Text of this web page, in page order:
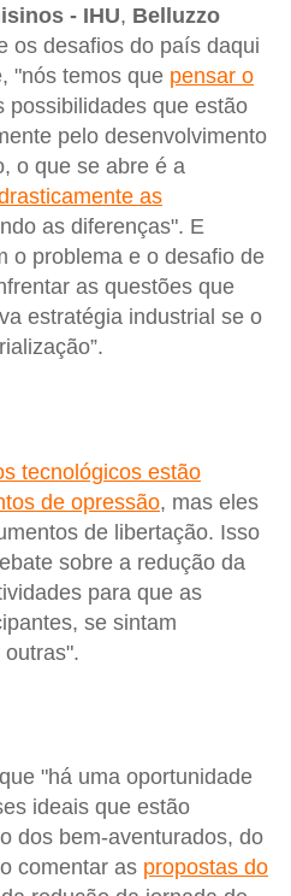
- IHU, Belluzzo
os desafios do país daqui
"nós temos que pensar o
possibilidades que estão
pelo desenvolvimento
o que se abre é a
as
as diferenças". E
o problema e o desafio de
as questões que
estratégia industrial se o
tecnológicos estão
de opressão, mas eles
de libertação. Isso
sobre a redução da
para que as
se sintam
"há uma oportunidade
ideais que estão
dos bem-aventurados, do
comentar as propostas do